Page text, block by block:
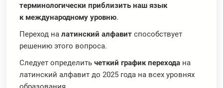
терминологически приблизить наш язык
к международному уровню.
Переход налатинский алфавит способствует
решению этого вопроса.
Следует определитьчеткий график перехода на
латинский алфавит до 2025 года на всех уровнях